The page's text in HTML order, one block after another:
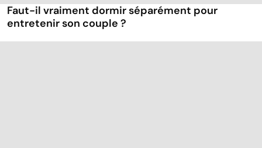
Faut-il vraiment dormir séparément pour
entretenir son couple ?